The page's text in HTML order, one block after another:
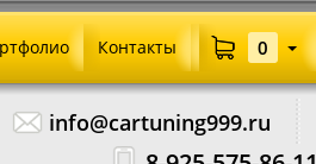
info@cartuning999.ru
Контакты 0